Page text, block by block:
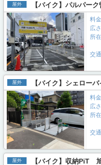
屋外 【バイク】パルパーク
料
広さ
所
交通
屋外 【バイク】シェロー
料
広さ
所
交通
屋外 【バイク】収納PiT